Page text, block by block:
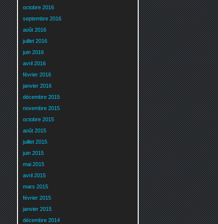
octobre 2016
septembre 2016
août 2016
juillet 2016
juin 2016
avril 2016
février 2016
janvier 2016
décembre 2015
novembre 2015
octobre 2015
août 2015
juillet 2015
juin 2015
mai 2015
avril 2015
mars 2015
février 2015
janvier 2015
décembre 2014